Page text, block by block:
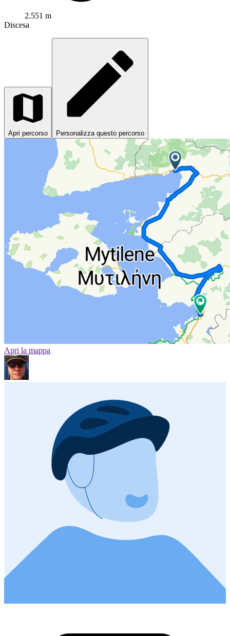
2.551 m
Discesa
Apri percorso Personalizza questo percorso
Apri la mappa